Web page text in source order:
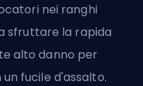
nei ranghi
sfruttare la rapida
alto danno per
fucile d'assalto.